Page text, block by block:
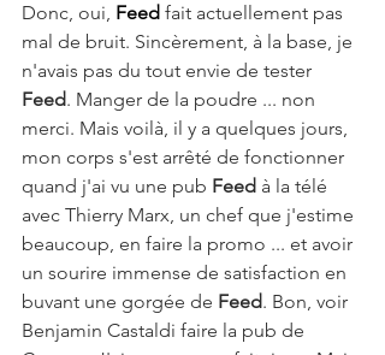
Donc, oui, Feed fait actuellement pas
mal de bruit. Sincèrement, à la base, je
n'avais pas du tout envie de tester
Feed. Manger de la poudre ... non
merci. Mais voilà, il y a quelques jours,
mon corps s'est arrêté de fonctionner
quand j'ai vu une pub Feed à la télé
avec Thierry Marx, un chef que j'estime
beaucoup, en faire la promo ... et avoir
un sourire immense de satisfaction en
buvant une gorgée de Feed. Bon, voir
Benjamin Castaldi faire la pub de